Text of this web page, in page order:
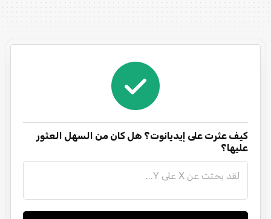
كيف عثرت على إيديانوت؟ هل كان من السهل العثور
عليها؟